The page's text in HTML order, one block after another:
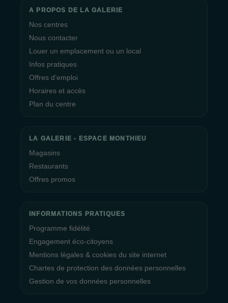
A PROPOS DE LA GALERIE
Nos centres
Nous contacter
Louer un emplacement ou un local
Infos pratiques
Offres d’emploi
Horaires et accès
Plan du centre
LA GALERIE - ESPACE MONTHIEU
Magasins
Restaurants
Offres promos
INFORMATIONS PRATIQUES
Programme fidélité
Engagement éco-citoyens
Mentions légales & cookies du site internet
Chartes de protection des données personnelles
Gestion de vos données personnelles